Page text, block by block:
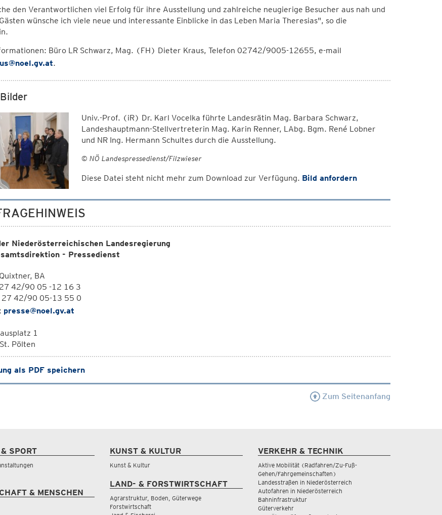
den Verantwortlichen viel Erfolg für ihre Ausstellung und zahlreiche neugierige Besucher aus nah und
wünsche ich viele neue und interessante Einblicke in das Leben Maria Theresias", so die
Büro LR Schwarz, Mag. (FH) Dieter Kraus, Telefon 02742/9005-12655, e-mail
.
Univ.-Prof. (iR) Dr. Karl Vocelka führte Landesrätin Mag. Barbara Schwarz,
Landeshauptmann-Stellvertreterin Mag. Karin Renner, LAbg. Bgm. René Lobner
und NR Ing. Hermann Schultes durch die Ausstellung.
© NÖ Landespressedienst/Filzwieser
Diese Datei steht nicht mehr zum Download zur Verfügung. Bild anfordern
Niederösterreichischen Landesregierung
- Pressedienst
BA
42/90 05 -12 16 3
27 42/90 05-13 55 0
presse@noel.gv.at
1
Pölten
als PDF speichern
Zum Seitenanfang
SPORT
& MENSCHEN
KUNST & KULTUR
Kunst & Kultur
LAND- & FORSTWIRTSCHAFT
Agrarstruktur, Boden, Güterwege
Forstwirtschaft
VERKEHR & TECHNIK
Aktive Mobilität (Radfahren/Zu-Fuß-
Gehen/Fahrgemeinschaften)
Landesstraßen in Niederösterreich
Autofahren in Niederösterreich
Bahninfrastruktur
Güterverkehr